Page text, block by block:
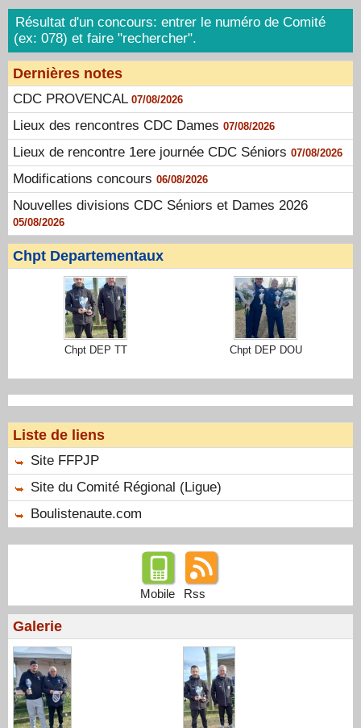
Résultat d'un concours: entrer le numéro de Comité
(ex: 078) et faire "rechercher".
Dernières notes
CDC PROVENCAL 07/08/2026
Lieux des rencontres CDC Dames 07/08/2026
Lieux de rencontre 1ere journée CDC Séniors 07/08/2026
Modifications concours 06/08/2026
Nouvelles divisions CDC Séniors et Dames 2026
05/08/2026
Chpt Departementaux
Chpt DEP TT Chpt DEP DOU
Liste de liens
Site FFPJP
Site du Comité Régional (Ligue)
Boulistenaute.com
Mobile Rss
Galerie